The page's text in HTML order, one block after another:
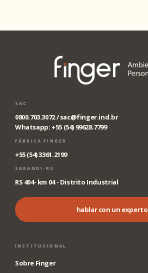
SAC
0800.703.3072 /sac@finger.ind.br
Whatsapp: +55 (54) 99628.7799
FÁBRICA FINGER
+55 (54) 3361.2199
SARANDI-RS
RS 404- km 04 - Distrito Industrial
hablar con un experto
INSTITUCIONAL
Sobre Finger